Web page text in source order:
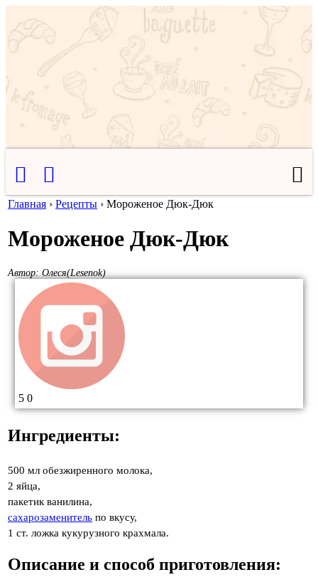
Главная › Рецепты › Мороженое Дюк-Дюк
Мороженое Дюк-Дюк
Автор: Олеся(Lesenok)
5 0
Ингредиенты:
500 мл обезжиренного молока,
2 яйца,
пакетик ванилина,
сахарозаменитель по вкусу,
1 ст. ложка кукурузного крахмала.
Описание и способ приготовления: